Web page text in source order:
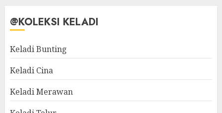
@KOLEKSI KELADI
Keladi Bunting
Keladi Cina
Keladi Merawan